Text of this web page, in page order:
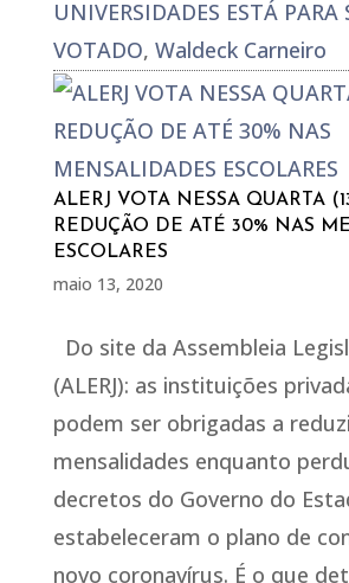
UNIVERSIDADES ESTÁ PARA
VOTADO, Waldeck Carneiro
ALERJ VOTA NESSA QUARTA
REDUÇÃO DE ATÉ 30% NAS
ESCOLARES
maio 13, 2020
Do site da Assembleia
(ALERJ): as instituições
podem ser obrigadas a
mensalidades enquanto
decretos do Governo do
estabeleceram o plano de
novo coronavírus. É o que